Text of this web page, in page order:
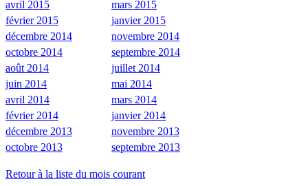
avril 2015
mars 2015
février 2015
janvier 2015
décembre 2014
novembre 2014
octobre 2014
septembre 2014
août 2014
juillet 2014
juin 2014
mai 2014
avril 2014
mars 2014
février 2014
janvier 2014
décembre 2013
novembre 2013
octobre 2013
septembre 2013
Retour à la liste du mois courant